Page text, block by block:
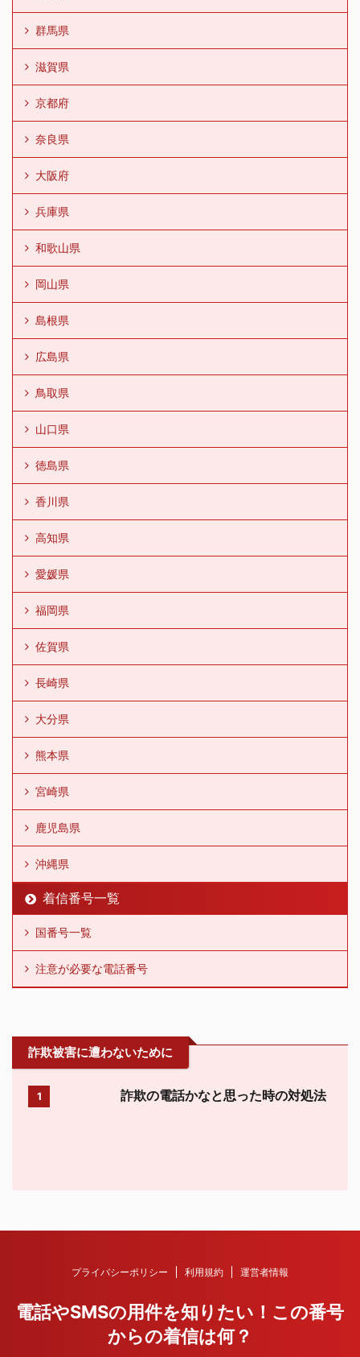
群馬県
滋賀県
京都府
奈良県
大阪府
兵庫県
和歌山県
岡山県
島根県
広島県
鳥取県
山口県
徳島県
香川県
高知県
愛媛県
福岡県
佐賀県
長崎県
大分県
熊本県
宮崎県
鹿児島県
沖縄県
着信番号一覧
国番号一覧
注意が必要な電話番号
詐欺被害に遭わないために
1 詐欺の電話かなと思った時の対処法
プライバシーポリシー 利用規約 運営者情報
電話やSMSの用件を知りたい！この番号
からの着信は何？